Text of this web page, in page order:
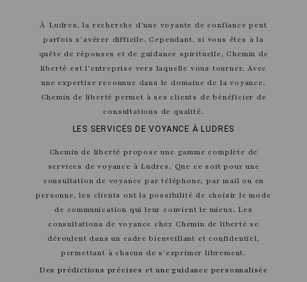
À Ludres, la recherche d'une voyante de confiance peut
parfois s'avérer difficile. Cependant, si vous êtes à la
quête de réponses et de guidance spirituelle, Chemin de
liberté est l'entreprise vers laquelle vous tourner. Avec
une expertise reconnue dans le domaine de la voyance,
Chemin de liberté permet à ses clients de bénéficier de
consultations de qualité.
LES SERVICES DE VOYANCE À LUDRES
Chemin de liberté propose une gamme complète de
services de voyance à Ludres. Que ce soit pour une
consultation de voyance par téléphone, par mail ou en
personne, les clients ont la possibilité de choisir le mode
de communication qui leur convient le mieux. Les
consultations de voyance chez Chemin de liberté se
déroulent dans un cadre bienveillant et confidentiel,
permettant à chacun de s'exprimer librement.
Des prédictions précises et une guidance personnalisée